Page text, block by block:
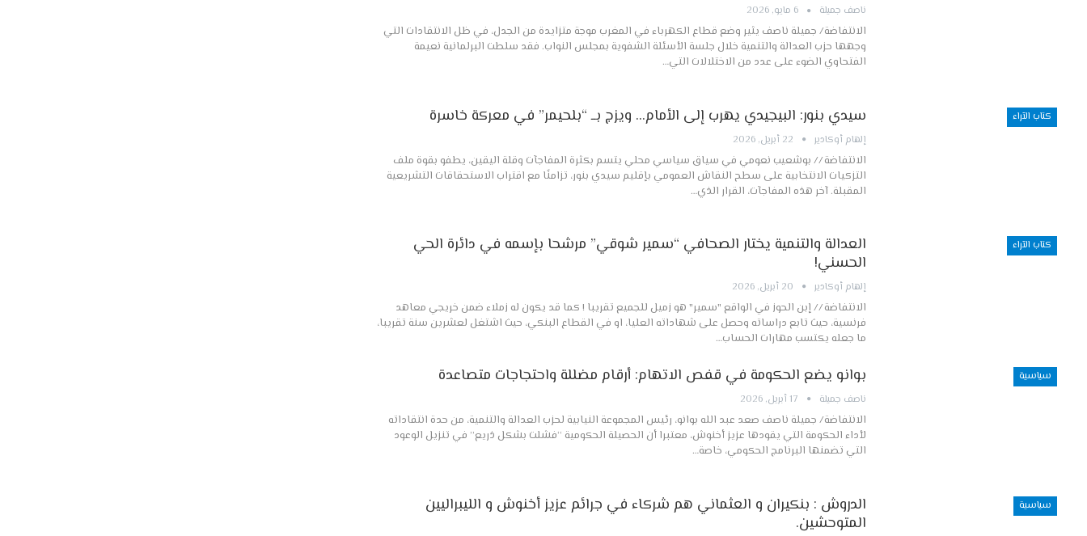
ناصف جميلة 6 مايو, 2026
الانتفاضة/ جميلة ناصف يثير وضع قطاع الكهرباء في المغرب موجة متزايدة من الجدل، في ظل الانتقادات التي
وجهها حزب العدالة والتنمية خلال جلسة الأسئلة الشفوية بمجلس النواب. فقد سلطت البرلمانية نعيمة
الفتحاوي الضوء على عدد من الاختلالات التي…
كتاب الآراء سيدي بنور: البيجيدي يهرب إلى الأمام… ويزج بــ “بلحيمر” في معركة خاسرة
إلهام أوكادير 22 أبريل, 2026
الانتفاضة // بوشعيب نعومي في سياق سياسي محلي يتسم بكثرة المفاجآت وقلة اليقين، يطفو بقوة ملف
التزكيات الانتخابية على سطح النقاش العمومي بإقليم سيدي بنور، تزامنًا مع اقتراب الاستحقاقات التشريعية
المقبلة. آخر هذه المفاجآت، القرار الذي…
كتاب الآراء
العدالة والتنمية يختار الصحافي “سمير شوقي” مرشحا بإسمه في دائرة الحي
الحسني!
إلهام أوكادير 20 أبريل, 2026
الانتفاضة // إبن الحوز في الواقع "سمير" هو زميل للجميع تقريبا ! كما قد يكون له زملاء ضمن خريجي معاهد
فرنسية، حيث تابع دراساته وحصل على شهاداته العليا، او في القطاع البنكي، حيث اشتغل لعشرين سنة تقريبا،
ما جعله يكتسب مهارات الحساب…
سياسية بوانو يضع الحكومة في قفص الاتهام: أرقام مضللة واحتجاجات متصاعدة
ناصف جميلة 17 أبريل, 2026
الانتفاضة/ جميلة ناصف صعد عبد الله بوانو، رئيس المجموعة النيابية لحزب العدالة والتنمية، من حدة انتقاداته
لأداء الحكومة التي يقودها عزيز أخنوش، معتبرا أن الحصيلة الحكومية “فشلت بشكل ذريع” في تنزيل الوعود
التي تضمنها البرنامج الحكومي، خاصة…
سياسية
الدروش : بنكيران و العثماني هم شركاء في جرائم عزيز أخنوش و الليبراليين
المتوحشين.